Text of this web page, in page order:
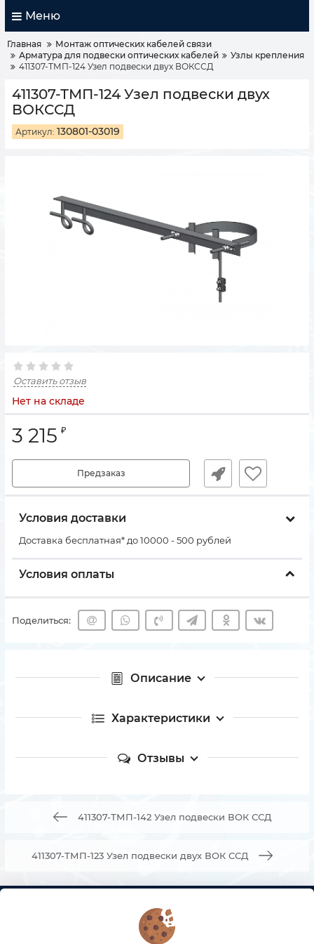
Меню
Главная
Монтаж оптических кабелей связи
Арматура для подвески оптических кабелей
Узлы крепления
411307-ТМП-124 Узел подвески двух ВОКССД
411307-ТМП-124 Узел подвески двух
ВОКССД
Артикул: 130801-03019
Оставить отзыв
Нет на складе
3 215 ₽
Предзаказ
Условия доставки
Доставка бесплатная* до 10000 - 500 рублей
Условия оплаты
Поделиться:
Описание
Характеристики
Отзывы
411307-ТМП-142 Узел подвески ВОК ССД
411307-ТМП-123 Узел подвески двух ВОК ССД